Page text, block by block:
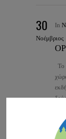
30
Νοέμβριος
In
Το